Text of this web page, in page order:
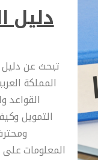
دليل
تبحث عن
المملكة
القواعد
التمويل
المعلومات